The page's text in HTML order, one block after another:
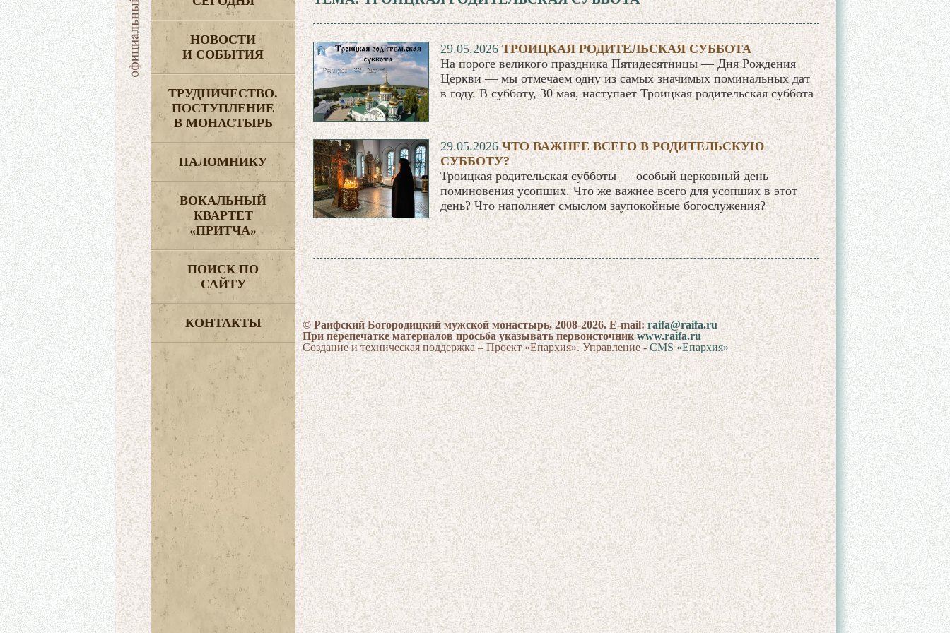
НОВОСТИ
И СОБЫТИЯ
ТРУДНИЧЕСТВО.
ПОСТУПЛЕНИЕ
В МОНАСТЫРЬ
ПАЛОМНИКУ
ВОКАЛЬНЫЙ
КВАРТЕТ
«ПРИТЧА»
ПОИСК ПО
САЙТУ
КОНТАКТЫ
29.05.2026ТРОИЦКАЯ РОДИТЕЛЬСКАЯ СУББОТА
На пороге великого праздника Пятидесятницы — Дня Рождения
Церкви — мы отмечаем одну из самых значимых поминальных дат
в году. В субботу, 30 мая, наступает Троицкая родительская суббота
29.05.2026ЧТО ВАЖНЕЕ ВСЕГО В РОДИТЕЛЬСКУЮ
СУББОТУ?
Троицкая родительская субботы — особый церковный день
поминовения усопших. Что же важнее всего для усопших в этот
день? Что наполняет смыслом заупокойные богослужения?
© Раифский Богородицкий мужской монастырь, 2008-2026. E-mail:raifa@raifa.ru
При перепечатке материалов просьба указывать первоисточникwww.raifa.ru
Создание и техническая поддержка – Проект «Епархия». Управление -CMS «Епархия»